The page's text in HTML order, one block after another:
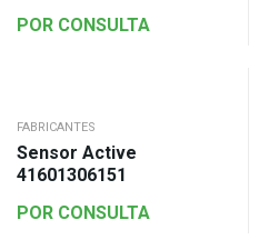
POR CONSULTA
FABRICANTES
Sensor Active
41601306151
POR CONSULTA